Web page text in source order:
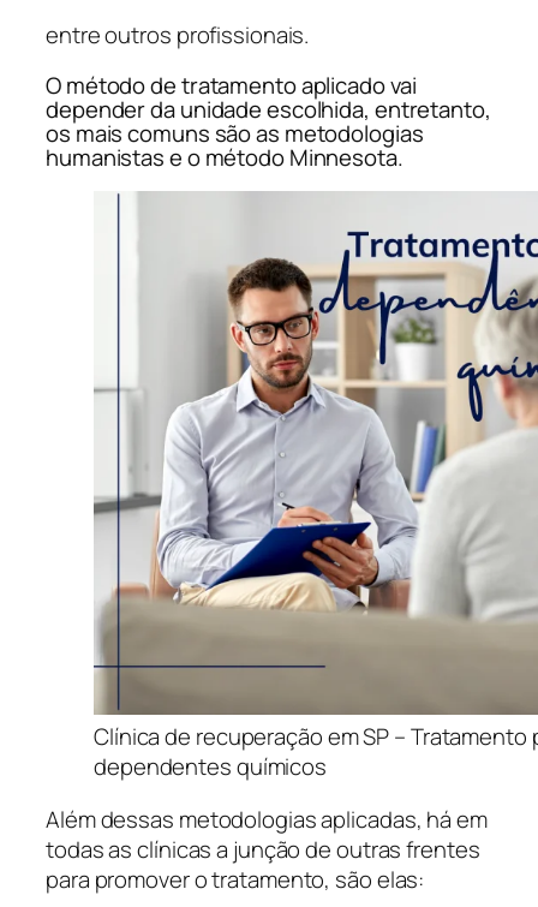
entre outros profissionais.
O método de tratamento aplicado vai
depender da unidade escolhida, entretanto,
os mais comuns são as metodologias
humanistas e o método Minnesota.
Clínica de recuperação em SP – Tratamento
dependentes químicos
Além dessas metodologias aplicadas, há em
todas as clínicas a junção de outras frentes
para promover o tratamento, são elas: